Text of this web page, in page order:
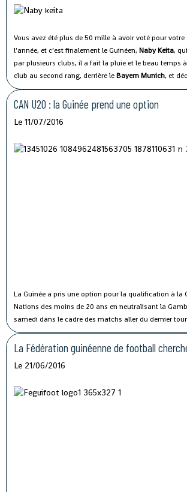
Vous avez été plus de 50 mille à avoir voté pour
l’année, et c’est finalement le Guinéen,Naby Keita,
par plusieurs clubs, il a fait la pluie et le beau temps
club au second rang, derrière leBayern Munich, et
club une place historique enLigue des Champions.
CAN U20 : la Guinée prend une option
Le 11/07/2016
La Guinée a pris une option pour la qualification à la
Nations des moins de 20 ans en neutralisant la
samedi dans le cadre des matchs aller du dernier
La Fédération guinéenne de football
Le 21/06/2016